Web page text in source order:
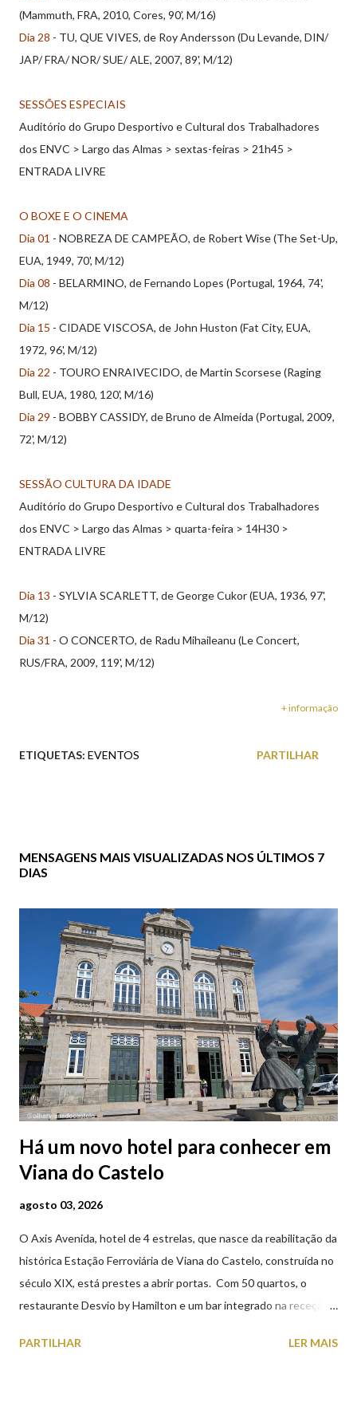
(Mammuth, FRA, 2010, Cores, 90’, M/16)
Dia 28 - TU, QUE VIVES, de Roy Andersson (Du Levande, DIN/
JAP/ FRA/ NOR/ SUE/ ALE, 2007, 89', M/12)
SESSÕES ESPECIAIS
Auditório do Grupo Desportivo e Cultural dos Trabalhadores
dos ENVC > Largo das Almas > sextas-feiras > 21h45 >
ENTRADA LIVRE
O BOXE E O CINEMA
Dia 01 - NOBREZA DE CAMPEÃO, de Robert Wise (The Set-Up,
EUA, 1949, 70', M/12)
Dia 08 - BELARMINO, de Fernando Lopes (Portugal, 1964, 74',
M/12)
Dia 15 - CIDADE VISCOSA, de John Huston (Fat City, EUA,
1972, 96', M/12)
Dia 22 - TOURO ENRAIVECIDO, de Martin Scorsese (Raging
Bull, EUA, 1980, 120', M/16)
Dia 29 - BOBBY CASSIDY, de Bruno de Almeida (Portugal, 2009,
72', M/12)
SESSÃO CULTURA DA IDADE
Auditório do Grupo Desportivo e Cultural dos Trabalhadores
dos ENVC > Largo das Almas > quarta-feira > 14H30 >
ENTRADA LIVRE
Dia 13 - SYLVIA SCARLETT, de George Cukor (EUA, 1936, 97',
M/12)
Dia 31 - O CONCERTO, de Radu Mihaileanu (Le Concert,
RUS/FRA, 2009, 119', M/12)
+ informação
ETIQUETAS: EVENTOS PARTILHAR
MENSAGENS MAIS VISUALIZADAS NOS ÚLTIMOS 7
DIAS
Há um novo hotel para conhecer em
Viana do Castelo
agosto 03, 2026
O Axis Avenida, hotel de 4 estrelas, que nasce da reabilitação da
histórica Estação Ferroviária de Viana do Castelo, construída no
século XIX, está prestes a abrir portas. Com 50 quartos, o
restaurante Desvio by Hamilton e um bar integrado na receção,
peças históricas cedidas pela IP Património que homenageiam a
PARTILHAR LER MAIS